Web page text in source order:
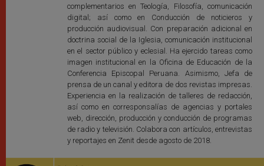
complementarios en Teología, Filosofía, comunicación
digital; así como en Conducción de noticieros y
producción audiovisual. Con preparación adicional en
doctrina social de la Iglesia, comunicación institucional
en el sector público y eclesial. Ha ejercido tareas como
imagen institucional en la Oficina de Educación de la
Conferencia Episcopal Peruana. Asimismo, Jefa de
prensa de un canal y editora de dos revistas impresas.
Experiencia en la realización de talleres de redacción,
así como en corresponsalías de agencias y portales
web, dirección, producción y conducción de programas
de radio y televisión. Colabora con artículos, entrevistas
y reportajes en Zenit desde agosto de 2018.